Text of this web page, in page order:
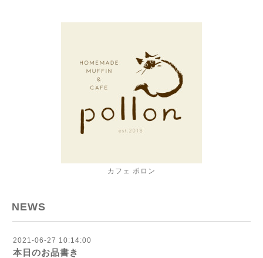
カフェ ポロン
NEWS
2021-06-27 10:14:00
本日のお品書き